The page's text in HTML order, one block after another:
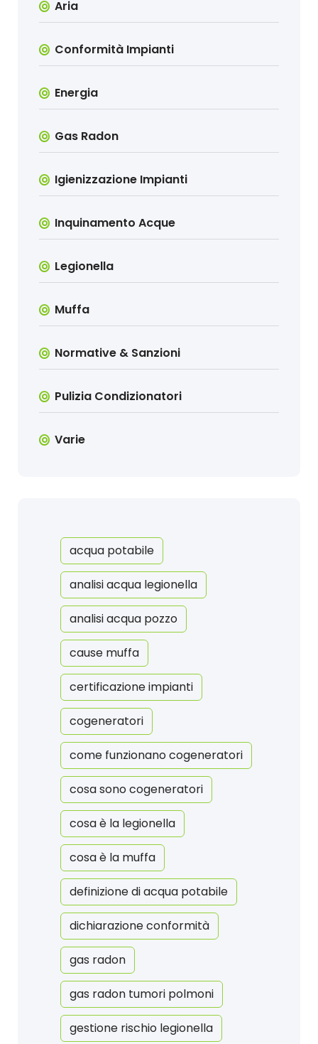
Aria
Conformità Impianti
Energia
Gas Radon
Igienizzazione Impianti
Inquinamento Acque
Legionella
Muffa
Normative & Sanzioni
Pulizia Condizionatori
Varie
acqua potabile
analisi acqua legionella
analisi acqua pozzo
cause muffa
certificazione impianti
cogeneratori
come funzionano cogeneratori
cosa sono cogeneratori
cosa è la legionella
cosa è la muffa
definizione di acqua potabile
dichiarazione conformità
gas radon
gas radon tumori polmoni
gestione rischio legionella